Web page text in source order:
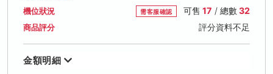
機位狀況 需客服確認 可售 17 / 總數32
商品評分 評分資料不足
金額明細